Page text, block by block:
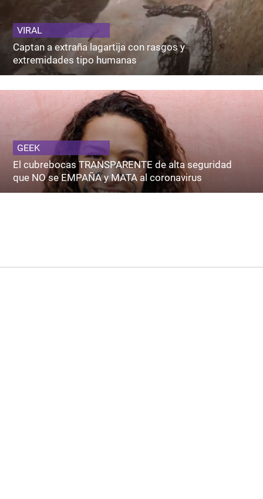
VIRAL
Captan a extraña lagartija con rasgos y
extremidades tipo humanas
GEEK
El cubrebocas TRANSPARENTE de alta seguridad
que NO se EMPAÑA y MATA al coronavirus